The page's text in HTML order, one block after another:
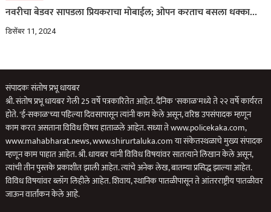
नवरीचा बेडवर सापडला प्रियकराचा मोबाईल; ओपन करताच बसला धक्का…
डिसेंबर 11, 2024
संपादकः संतोष प्रभू धायबर
श्री. संतोष प्रभू धायबर गेली 25 वर्षे पत्रकारितेत आहेत. दैनिक 'सकाळ'मध्ये ते २२ वर्षे कार्यरत
होते. 'ई-सकाळ'च्या पहिल्या दिवसापासून त्यांनी काम केले असून, वरिष्ठ उपसंपादक म्हणून
काम करत असताना विविध विषय हाताळले आहेत. सध्या ते www.policekaka.com,
www.mahabharat.news, www.shirurtaluka.com या संकेतस्थळाचे मुख्य संपादक
म्हणून काम पाहात आहेत. श्री. धायबर यांनी विविध विषयांवर सातत्याने लिखान केले असून,
त्यांची तीन पुस्तके प्रकाशीत झाली आहेत. त्यांचे अनेक लेख, बातम्या प्रसिद्ध झाल्या आहेत.
विविध विषयांवर ब्लॉग लिहीले आहेत. शिवाय, स्थानिक पातळीपासून ते आंतरराष्ट्रीय पातळीवर
जाऊन वार्तांकन केले आहे.